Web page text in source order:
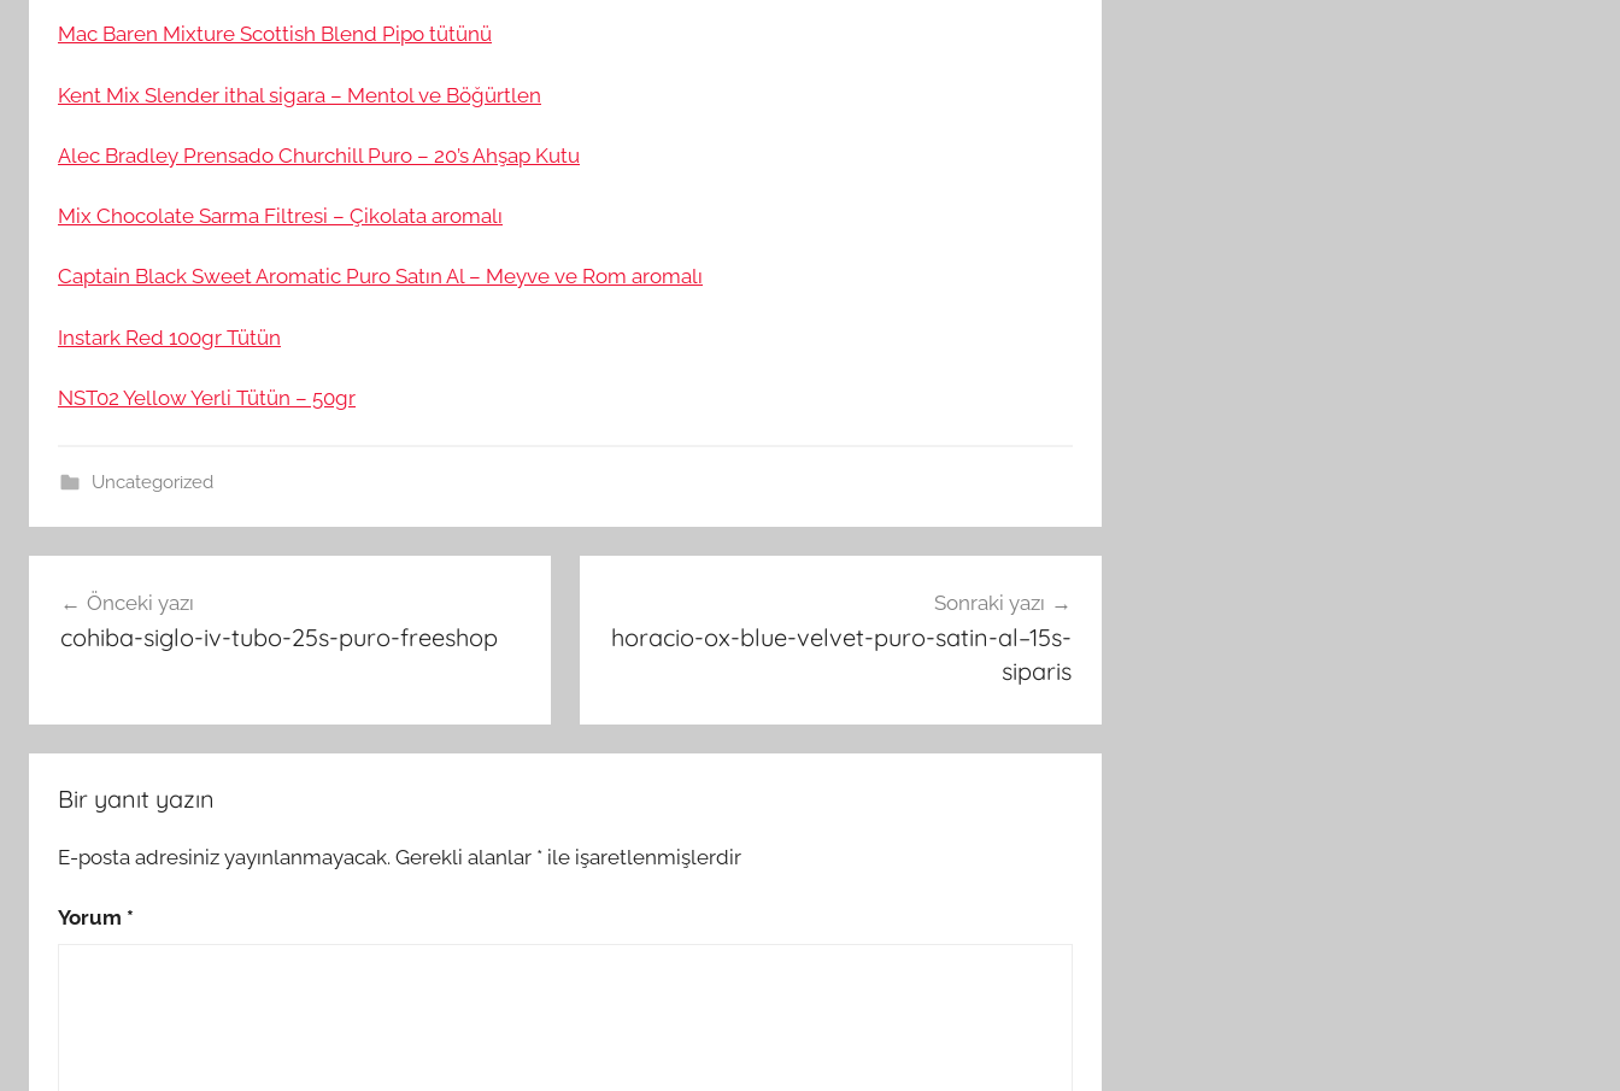
Mac Baren Mixture Scottish Blend Pipo tütünü
Kent Mix Slender ithal sigara – Mentol ve Böğürtlen
Alec Bradley Prensado Churchill Puro – 20’s Ahşap Kutu
Mix Chocolate Sarma Filtresi – Çikolata aromalı
Captain Black Sweet Aromatic Puro Satın Al – Meyve ve Rom aromalı
Instark Red 100gr Tütün
NST02 Yellow Yerli Tütün – 50gr
Uncategorized
gezinmesi
Önceki yazı
cohiba-siglo-iv-tubo-25s-puro-freeshop
Sonraki yazı
horacio-ox-blue-velvet-puro-satin-al–15s-
siparis
Bir yanıt yazın
E-posta adresiniz yayınlanmayacak. Gerekli alanlar * ile işaretlenmişlerdir
Yorum *